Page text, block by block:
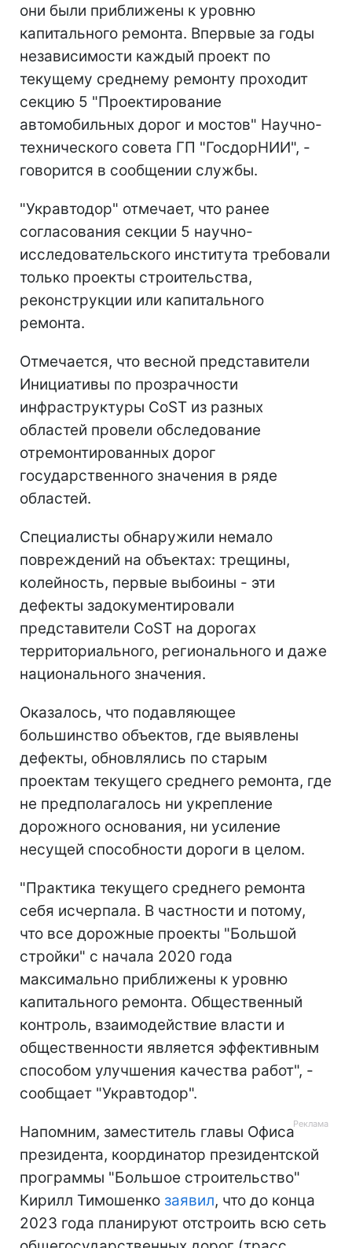
они были приближены к уровню
капитального ремонта. Впервые за годы
независимости каждый проект по
текущему среднему ремонту проходит
секцию 5 "Проектирование
автомобильных дорог и мостов" Научно-
технического совета ГП "ГосдорНИИ", -
говорится в сообщении службы.
"Укравтодор" отмечает, что ранее
согласования секции 5 научно-
исследовательского института требовали
только проекты строительства,
реконструкции или капитального
ремонта.
Отмечается, что весной представители
Инициативы по прозрачности
инфраструктуры CoST из разных
областей провели обследование
отремонтированных дорог
государственного значения в ряде
областей.
Специалисты обнаружили немало
повреждений на объектах: трещины,
колейность, первые выбоины - эти
дефекты задокументировали
представители CoST на дорогах
территориального, регионального и даже
национального значения.
Оказалось, что подавляющее
большинство объектов, где выявлены
дефекты, обновлялись по старым
проектам текущего среднего ремонта, где
не предполагалось ни укрепление
дорожного основания, ни усиление
несущей способности дороги в целом.
"Практика текущего среднего ремонта
себя исчерпала. В частности и потому,
что все дорожные проекты "Большой
стройки" с начала 2020 года
максимально приближены к уровню
капитального ремонта. Общественный
контроль, взаимодействие власти и
общественности является эффективным
способом улучшения качества работ", -
сообщает "Укравтодор".
Напомним, заместитель главы Офиса
президента, координатор президентской
программы "Большое строительство"
Кирилл Тимошенко заявил, что до конца
2023 года планируют отстроить всю сеть